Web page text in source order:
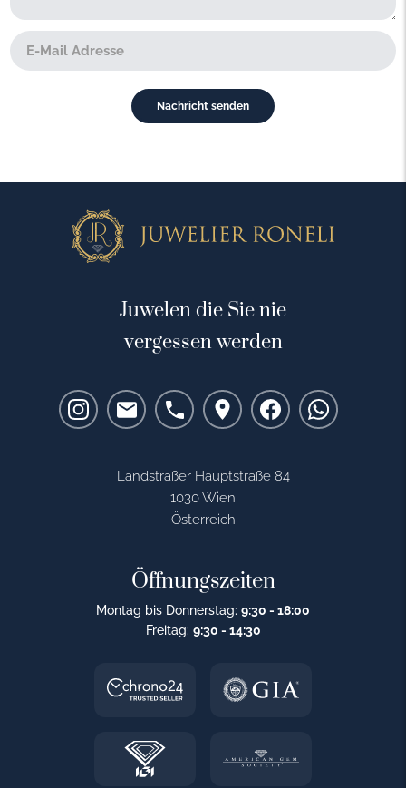
Juwelen die Sie nie
vergessen werden
Landstraßer Hauptstraße 84
1030 Wien
Österreich
Öffnungszeiten
Montag bis Donnerstag: 9:30 - 18:00
Freitag: 9:30 - 14:30